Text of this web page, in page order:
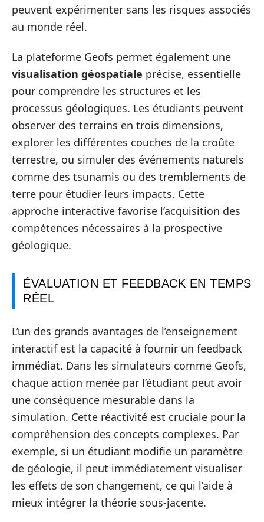
peuvent expérimenter sans les risques associés
au monde réel.
La plateforme Geofs permet également une
visualisation géospatiale précise, essentielle
pour comprendre les structures et les
processus géologiques. Les étudiants peuvent
observer des terrains en trois dimensions,
explorer les différentes couches de la croûte
terrestre, ou simuler des événements naturels
comme des tsunamis ou des tremblements de
terre pour étudier leurs impacts. Cette
approche interactive favorise l’acquisition des
compétences nécessaires à la prospective
géologique.
ÉVALUATION ET FEEDBACK EN TEMPS
RÉEL
L’un des grands avantages de l’enseignement
interactif est la capacité à fournir un feedback
immédiat. Dans les simulateurs comme Geofs,
chaque action menée par l’étudiant peut avoir
une conséquence mesurable dans la
simulation. Cette réactivité est cruciale pour la
compréhension des concepts complexes. Par
exemple, si un étudiant modifie un paramètre
de géologie, il peut immédiatement visualiser
les effets de son changement, ce qui l’aide à
mieux intégrer la théorie sous-jacente.